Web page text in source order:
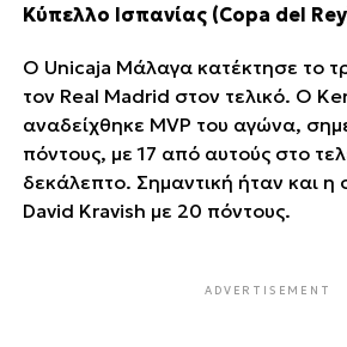
Κύπελλο Ισπανίας (Copa del
Ο Unicaja Μάλαγα κατέκτησε το
τον Real Madrid στον τελικό. Ο
αναδείχθηκε MVP του αγώνα,
πόντους, με 17 από αυτούς στο
δεκάλεπτο. Σημαντική ήταν και η
David Kravish με 20 πόντους.
ADVERTISEMENT